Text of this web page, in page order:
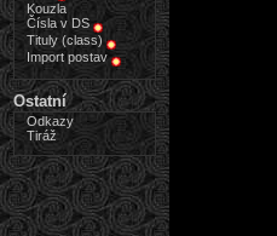
Kouzla
Čísla v DS
Tituly (class)
Import postav
Ostatní
Odkazy
Tiráž